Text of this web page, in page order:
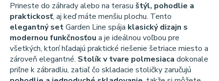
Prineste do záhrady alebo na terasu štýl, pohodlie a
praktickosť, aj keď máte menšiu plochu. Tento
elegantný setGarden Line spája klasický dizajn s
modernou funkčnosťou a je ideálnou voľbou pre
všetkých, ktorí hľadajú praktické riešenie šetriace miesto a
zároveň elegantné. Stolík v tvare polmesiaca dokonale
priľne k zábradliu, zatiaľ čo skladacie stoličky zaručujú